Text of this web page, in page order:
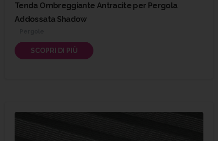
Tenda Ombreggiante Antracite per Pergola
Addossata Shadow
SCOPRI DI PIÙ